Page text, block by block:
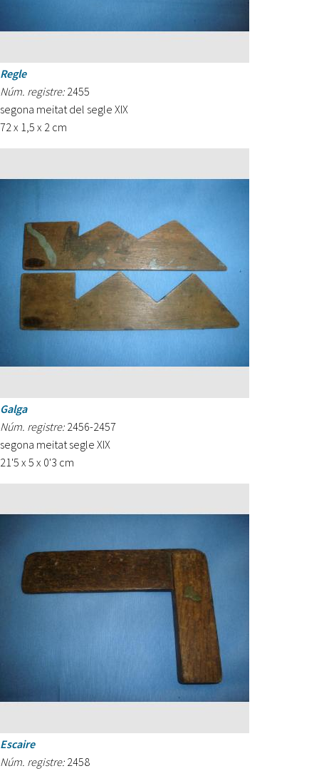
Regle
Núm. registre: 2455
segona meitat del segle XIX
72 x 1,5 x 2 cm
Galga
Núm. registre: 2456-2457
segona meitat segle XIX
21'5 x 5 x 0'3 cm
Escaire
Núm. registre: 2458